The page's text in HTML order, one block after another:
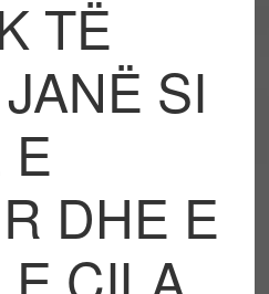
TË
SI
E
DHE E